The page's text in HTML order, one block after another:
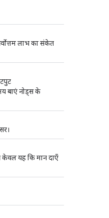
लाभ का संकेत
बाएं नोड्स के
केवल यह कि मान दाएँ